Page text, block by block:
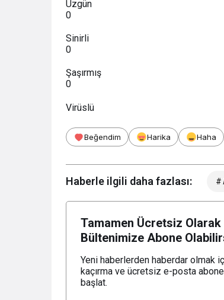
Üzgün
0
Sinirli
0
Şaşırmış
0
Virüslü
Beğendim Harika Haha
Haberle ilgili daha fazlası: #
Tamamen Ücretsiz Olarak
Bültenimize Abone
Yeni haberlerden haberdar olmak
kaçırma ve ücretsiz e-posta
başlat.